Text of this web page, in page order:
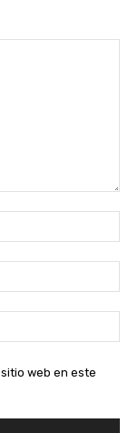
web en este